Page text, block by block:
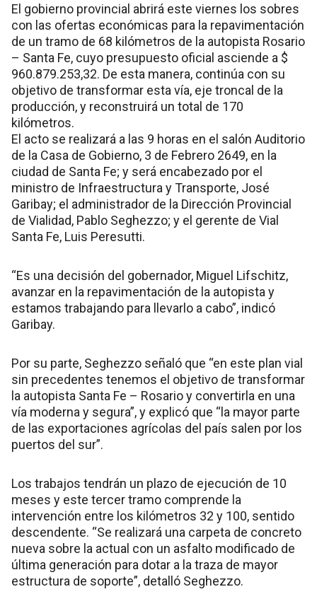
El gobierno provincial abrirá este viernes los sobres
con las ofertas económicas para la repavimentación
de un tramo de 68 kilómetros de la autopista Rosario
– Santa Fe, cuyo presupuesto oficial asciende a $
960.879.253,32. De esta manera, continúa con su
objetivo de transformar esta vía, eje troncal de la
producción, y reconstruirá un total de 170
kilómetros.
El acto se realizará a las 9 horas en el salón Auditorio
de la Casa de Gobierno, 3 de Febrero 2649, en la
ciudad de Santa Fe; y será encabezado por el
ministro de Infraestructura y Transporte, José
Garibay; el administrador de la Dirección Provincial
de Vialidad, Pablo Seghezzo; y el gerente de Vial
Santa Fe, Luis Peresutti.
“Es una decisión del gobernador, Miguel Lifschitz,
avanzar en la repavimentación de la autopista y
estamos trabajando para llevarlo a cabo”, indicó
Garibay.
Por su parte, Seghezzo señaló que “en este plan vial
sin precedentes tenemos el objetivo de transformar
la autopista Santa Fe – Rosario y convertirla en una
vía moderna y segura”, y explicó que “la mayor parte
de las exportaciones agrícolas del país salen por los
puertos del sur”.
Los trabajos tendrán un plazo de ejecución de 10
meses y este tercer tramo comprende la
intervención entre los kilómetros 32 y 100, sentido
descendente. “Se realizará una carpeta de concreto
nueva sobre la actual con un asfalto modificado de
última generación para dotar a la traza de mayor
estructura de soporte”, detalló Seghezzo.